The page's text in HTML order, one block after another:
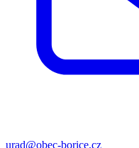
urad@obec-borice.cz